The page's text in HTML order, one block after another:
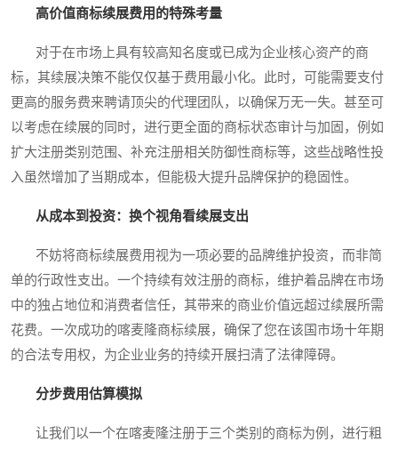
高价值商标续展费用的特殊考量
对于在市场上具有较高知名度或已成为企业核心资产的商
标，其续展决策不能仅仅基于费用最小化。此时，可能需要支付
更高的服务费来聘请顶尖的代理团队，以确保万无一失。甚至可
以考虑在续展的同时，进行更全面的商标状态审计与加固，例如
扩大注册类别范围、补充注册相关防御性商标等，这些战略性投
入虽然增加了当期成本，但能极大提升品牌保护的稳固性。
从成本到投资：换个视角看续展支出
不妨将商标续展费用视为一项必要的品牌维护投资，而非简
单的行政性支出。一个持续有效注册的商标，维护着品牌在市场
中的独占地位和消费者信任，其带来的商业价值远超过续展所需
花费。一次成功的喀麦隆商标续展，确保了您在该国市场十年期
的合法专用权，为企业业务的持续开展扫清了法律障碍。
分步费用估算模拟
让我们以一个在喀麦隆注册于三个类别的商标为例，进行粗